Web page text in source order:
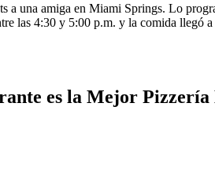
a una amiga en Miami Springs. Lo
las 4:30 y 5:00 p.m. y la comida llegó
es la Mejor